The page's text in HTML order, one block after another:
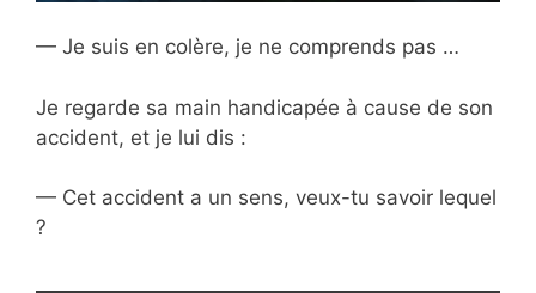
— Je suis en colère, je ne comprends pas …
Je regarde sa main handicapée à cause de son
accident, et je lui dis :
— Cet accident a un sens, veux-tu savoir lequel
?